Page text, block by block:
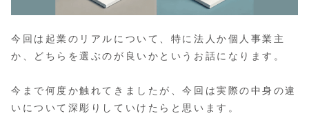
今回は起業のリアルについて、特に法人か個人事業主
か、どちらを選ぶのが良いかというお話になります。
今まで何度か触れてきましたが、今回は実際の中身の違
いについて深彫りしていけたらと思います。